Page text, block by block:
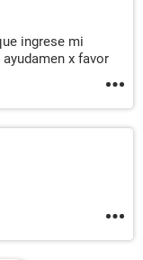
ingrese mi
x favor